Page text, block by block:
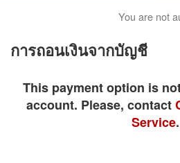
You are not
การถอนเงินจากบัญชี
This payment option is
account. Please, contact
Service.